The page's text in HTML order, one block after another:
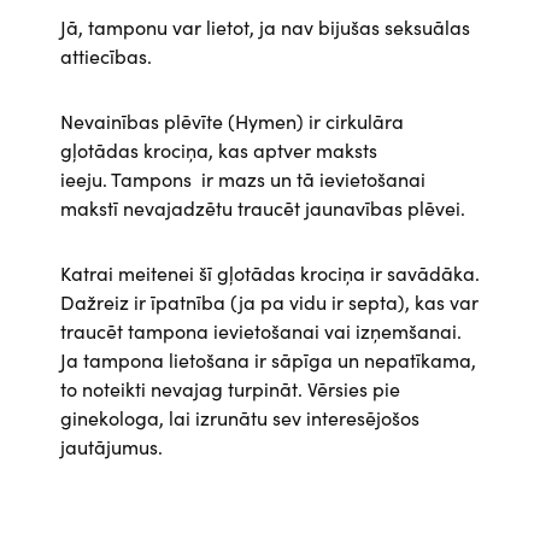
Jā, tamponu var lietot, ja nav bijušas seksuālas
attiecības.
Nevainības plēvīte (Hymen) ir cirkulāra
gļotādas krociņa, kas aptver maksts
ieeju. Tampons ir mazs un tā ievietošanai
makstī nevajadzētu traucēt jaunavības plēvei.
Katrai meitenei šī gļotādas krociņa ir savādāka.
Dažreiz ir īpatnība (ja pa vidu ir septa), kas var
traucēt tampona ievietošanai vai izņemšanai.
Ja tampona lietošana ir sāpīga un nepatīkama,
to noteikti nevajag turpināt. Vērsies pie
ginekologa, lai izrunātu sev interesējošos
jautājumus.